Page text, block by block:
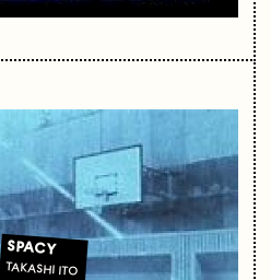
SPACY
TAKASHI ITO